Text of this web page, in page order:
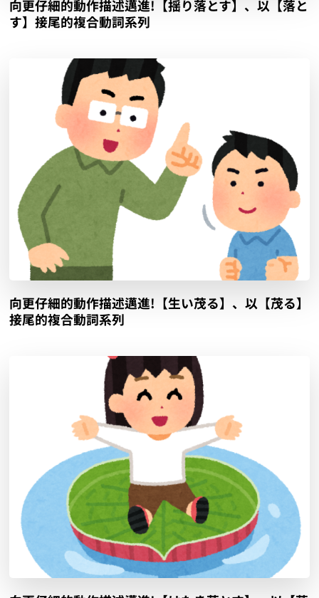
向更仔細的動作描述邁進!【揺り落とす】、以【落と
す】接尾的複合動詞系列
向更仔細的動作描述邁進!【生い茂る】、以【茂る】
接尾的複合動詞系列